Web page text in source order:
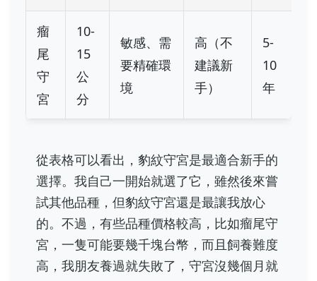
瘤
尾
守
宮
10-
15
公
分
敏感、需
要精確環
境
高（不
建議新
手）
5-
10
年
從表格可以看出，豹紋守宮是最適合新手的
選擇。我自己一開始就選了它，雖然後來嘗
試其他品種，但豹紋守宮還是最讓我放心
的。不過，有些品種價格較高，比如瘤尾守
宮，一隻可能要幾千塊台幣，而且飼養難度
高，我朋友養過就失敗了，守宮沒幾個月就